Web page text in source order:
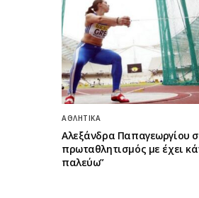
ΑΘΛΗΤΙΚΆ
Αλεξάνδρα Παπαγεωργίου
πρωταθλητισμός με έχει
παλεύω”